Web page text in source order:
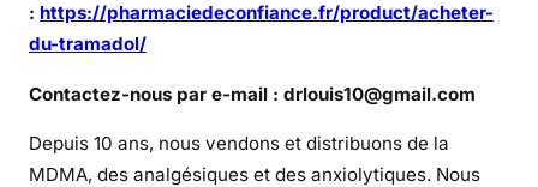
a
i
e
e
: https://pharmaciedeconfiance.fr/product/acheter-
du-tramadol/
Contactez-nous par e-mail : drlouis10@gmail.com
Depuis 10 ans, nous vendons et distribuons de la
MDMA, des analgésiques et des anxiolytiques. Nous